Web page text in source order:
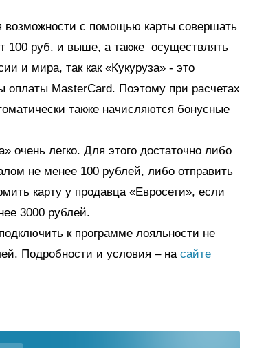
возможности с помощью карты совершать
100 руб. и выше, а также осуществлять
и мира, так как «Кукуруза» - это
оплаты MasterCard. Поэтому при расчетах
также начисляются бонусные
очень легко. Для этого достаточно либо
не менее 100 рублей, либо отправить
карту у продавца «Евросети», если
3000 рублей.
к программе лояльности не
Подробности и условия – на сайте